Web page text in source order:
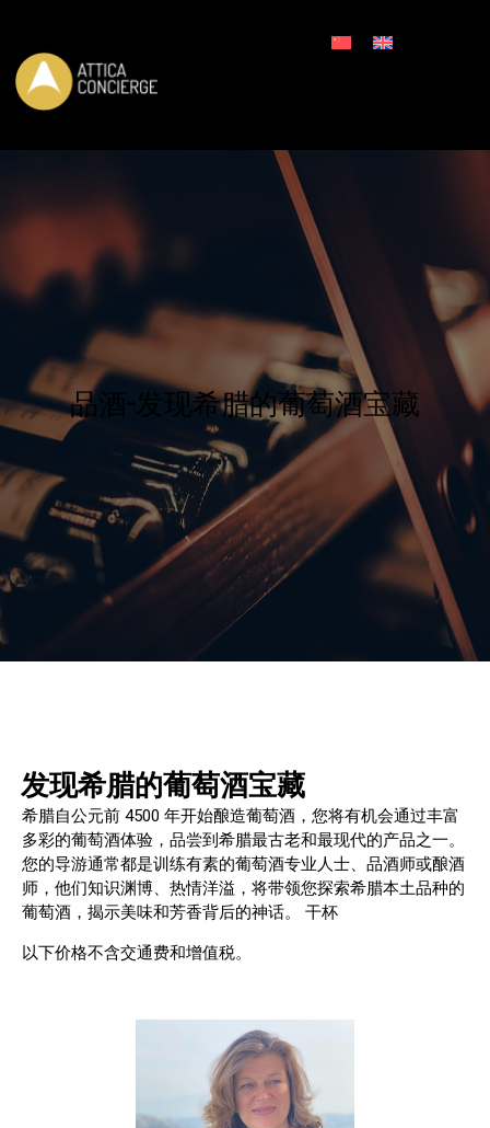
品酒–发现希腊的葡萄酒宝藏
发现希腊的葡萄酒宝藏
希腊自公元前 4500 年开始酿造葡萄酒，您将有机会通过丰富
多彩的葡萄酒体验，品尝到希腊最古老和最现代的产品之一。
您的导游通常都是训练有素的葡萄酒专业人士、品酒师或酿酒
师，他们知识渊博、热情洋溢，将带领您探索希腊本土品种的
葡萄酒，揭示美味和芳香背后的神话。 干杯
以下价格不含交通费和增值税。